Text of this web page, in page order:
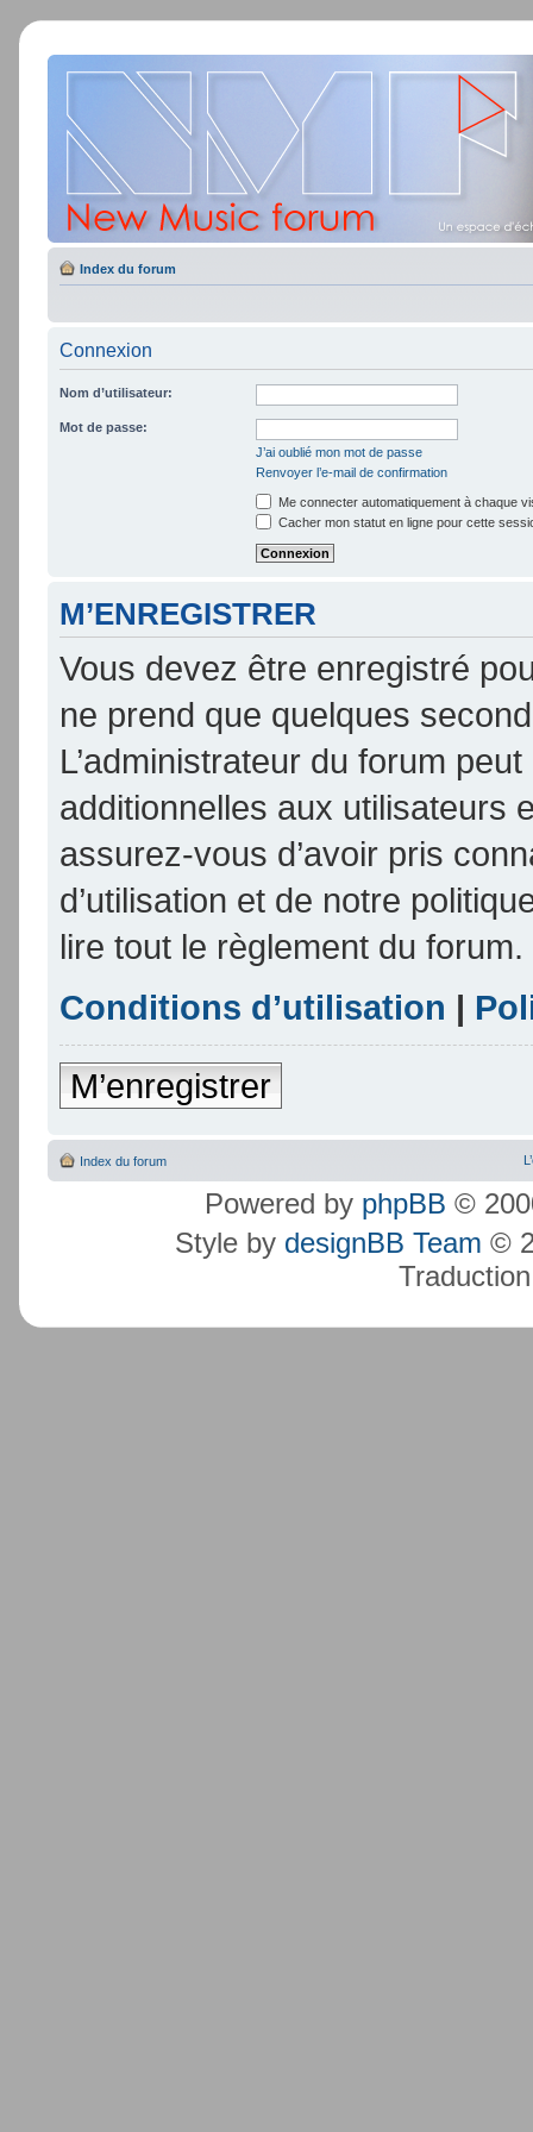
Index du forum
Connexion
Nom d’utilisateur:
Mot de passe:
J’ai oublié mon mot de passe
Renvoyer l’e-mail de confirmation
Me connecter automatiquement à chaque
Cacher mon statut en ligne pour cette
M’ENREGISTRER
Vous devez être enregistré
ne prend que quelques
L’administrateur du forum
additionnelles aux utilisateurs
assurez-vous d’avoir pris
d’utilisation et de notre
lire tout le règlement du forum.
Conditions d’utilisation |
M’enregistrer
Index du forum
Powered by phpBB ©
Style by designBB Team ©